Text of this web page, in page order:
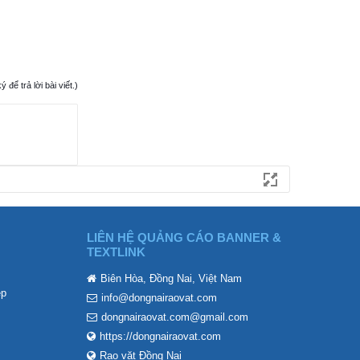
để trả lời bài viết.)
LIÊN HỆ QUẢNG CÁO BANNER &
TEXTLINK
Biên Hòa, Đồng Nai, Việt Nam
info@dongnairaovat.com
dongnairaovat.com@gmail.com
https://dongnairaovat.com
Rao vặt Đồng Nai